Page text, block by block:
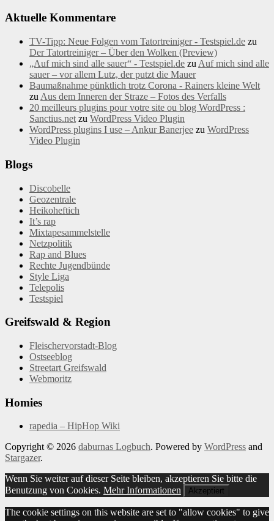
Aktuelle Kommentare
TV-Tipp: Neue Folgen vom Tatortreiniger - Testspiel.de zu
Der Tatortreiniger – Über den Wolken (Preview)
„Auf mich sind alle sauer“ - Testspiel.de zu Auf mich sind alle
sauer – vor allem Lutz, der putzt die Mauer
Baumaßnahme pünktlich trotz Corona - Rainers kleine Welt
zu Aus dem Inneren der Straze – Fotos des Verfalls
20 meilleurs plugins pour votre site ou blog WordPress :
Sanctius.net zu WordPress Video Plugin
WordPress plugins I use – Ankur Banerjee zu WordPress
Video Plugin
Blogs
Discobelle
Geozentrale
Heikoheftich
It’s rap
Mixtapesammelstelle
Netzpolitik
Rap and Blues
Rechte Jugendbünde
Style Liga
Telepolis
Testspiel
Greifswald & Region
Fleischervorstadt-Blog
Ostseeblog
Streetart Greifswald
Webmoritz
Homies
rapedia – HipHop Wiki
Copyright © 2026 daburnas Logbuch. Powered by WordPress and
Stargazer.
Wenn Sie weiter auf dieser Seite bleiben, akzeptieren Sie bitte die
Benutzung von Cookies. Mehr Informationen Akzeptiert
The cookie settings on this website are set to "allow cookies" to give